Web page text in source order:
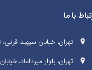
با ما
تهران، خیابان سپهبد قرنی،
تهران، بلوار میرداماد،